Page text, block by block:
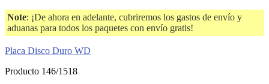
Note: ¡De ahora en adelante, cubriremos los gastos de envío y
aduanas para todos los paquetes con envío gratis!
Placa Disco Duro WD
Producto 146/1518